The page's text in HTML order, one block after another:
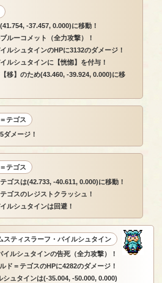
-37.457, 0.000)に移動！
ルーコメット（全力攻撃）！
ルシュタインのHPに3132のダメージ！
ルシュタインに【恍惚】を付与！
移】のため(43.460, -39.924, 0.000)に移
テゴス
ダメージ！
テゴス
ゴスは(42.733, -40.611, 0.000)に移動！
ゴスのレジストクラッシュ！
ルシュタインは回避！
スティスラーフ・バイルシュタイン
イルシュタインの告死（全力攻撃）！
ド＝テゴスのHPに4282のダメージ！
シュタインは(-35.004, -50.000, 0.000)